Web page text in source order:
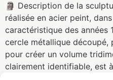
🗿 Description de la
réalisée en acier peint,
caractéristique des années
cercle métallique
pour créer un volume
clairement identifiable, est